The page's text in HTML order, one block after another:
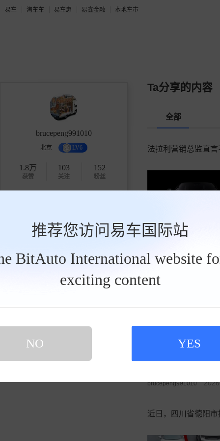
易车 淘车车 易车惠 易鑫金融 本地车市
推荐您访问易车国际站
BitAuto International website
exciting content
NO YES
brucepeng991010
北京 LV6
1.8万
获赞
103
关注
152
粉丝
发私信
买新车 上易车
扫码下载易车APP
Ta分享的内容
全部
法拉利营销总监直
现在的海豹08采用
brucepeng991010
近日，四川省德阳